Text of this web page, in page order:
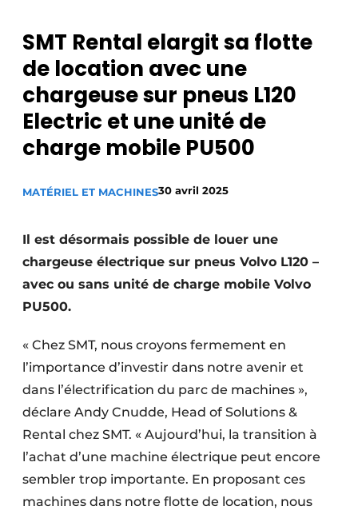
Podcasts
Privacy / Cookie statement
S’inscrire à l’événement
S’inscrire
Termes et conditions
Construction bois
Contrôle d’accès
Fondations
Façades
Géotextiles
Infrastructures souterraines et égouttage
Protection solaire
SMT Rental elargit sa flotte
de location avec une
chargeuse sur pneus L120
Electric et une unité de
charge mobile PU500
MATÉRIEL ET MACHINES30 avril 2025
Il est désormais possible de louer une
chargeuse électrique sur pneus Volvo L120 –
avec ou sans unité de charge mobile Volvo
PU500.
« Chez SMT, nous croyons fermement en
l’importance d’investir dans notre avenir et
dans l’électrification du parc de machines »,
déclare Andy Cnudde, Head of Solutions &
Rental chez SMT. « Aujourd’hui, la transition à
l’achat d’une machine électrique peut encore
sembler trop importante. En proposant ces
machines dans notre flotte de location, nous